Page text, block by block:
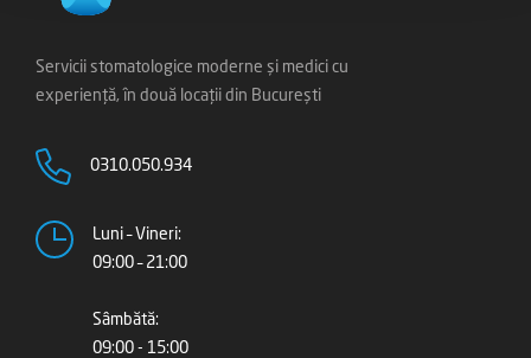
Servicii stomatologice moderne și medici cu
experiență, în două locații din București
0310.050.934
Luni – Vineri:
09:00 – 21:00
Sâmbătă:
09:00 - 15:00